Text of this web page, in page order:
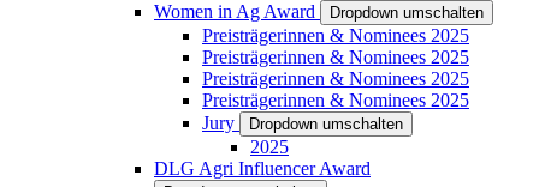
Women in Ag Award Dropdown umschalten
Preisträgerinnen & Nominees 2025
Preisträgerinnen & Nominees 2025
Preisträgerinnen & Nominees 2025
Preisträgerinnen & Nominees 2025
Jury
Dropdown umschalten
2025
DLG Agri Influencer Award